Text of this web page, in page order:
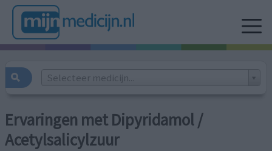
Selecteer medicijn...
Ervaringen met Dipyridamol /
Acetylsalicylzuur